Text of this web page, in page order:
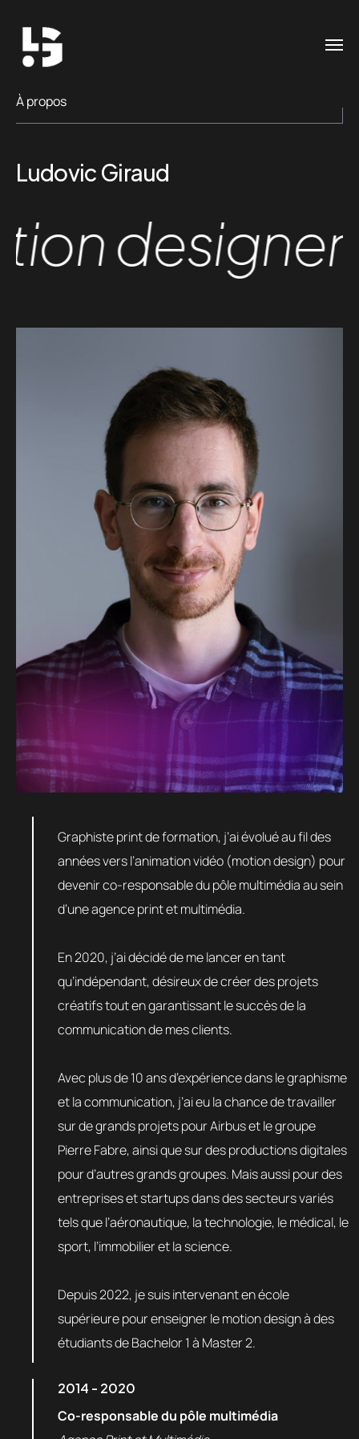
À propos
Ludovic Giraud
designer-
Graphiste print de formation, j’ai évolué au fil des
années vers l’animation vidéo (motion design) pour
devenir co-responsable du pôle multimédia au sein
d’une agence print et multimédia.
En 2020, j’ai décidé de me lancer en tant
qu’indépendant, désireux de créer des projets
créatifs tout en garantissant le succès de la
communication de mes clients.
Avec plus de 10 ans d’expérience dans le graphisme
et la communication, j’ai eu la chance de travailler
sur de grands projets pour Airbus et le groupe
Pierre Fabre, ainsi que sur des productions digitales
pour d’autres grands groupes. Mais aussi pour des
entreprises et startups dans des secteurs variés
tels que l’aéronautique, la technologie, le médical, le
sport, l’immobilier et la science.
Depuis 2022, je suis intervenant en école
supérieure pour enseigner le motion design à des
étudiants de Bachelor 1 à Master 2.
2014 - 2020
Co-responsable du pôle multimédia